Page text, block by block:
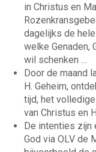
in Christus en
dagelijks de
welke Genaden,
wil schenken …
Door de maand
H. Geheim,
tijd, het
van Christus en
De intenties zijn
God via OLV de